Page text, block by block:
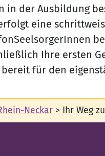
in der Ausbildung
eine
Ihre ersten
für den
Neckar > Ihr Weg